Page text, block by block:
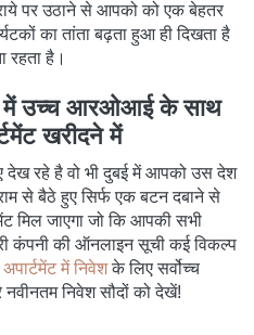
पर उठाने से आपको को एक बेहतर
का तांता बढ़ता हुआ ही दिखता है
रहता है।
में उच्च आरओआई के साथ
खरीदने में
रहे है वो भी दुबई में आपको उस देश
से बैठे हुए सिर्फ एक बटन दबाने से
मिल जाएगा जो कि आपकी सभी
कंपनी की ऑनलाइन सूची कई विकल्प
में निवेशके लिए सर्वोच्च
निवेश सौदों को देखें!